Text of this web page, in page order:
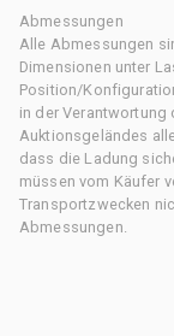
Abmessungen
Alle Abmessungen
Dimensionen unter
Position/
in der Verantwortung
Auktionsgeländes
dass die Ladung
müssen vom Käufer
Transportzwecken
Abmessungen.